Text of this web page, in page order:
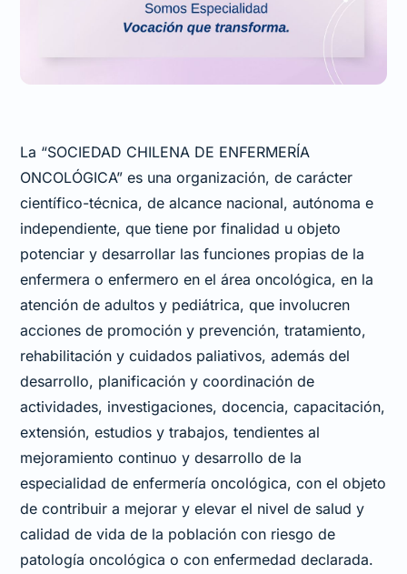
La “SOCIEDAD CHILENA DE ENFERMERÍA
ONCOLÓGICA” es una organización, de carácter
científico-técnica, de alcance nacional, autónoma e
independiente, que tiene por finalidad u objeto
potenciar y desarrollar las funciones propias de la
enfermera o enfermero en el área oncológica, en la
atención de adultos y pediátrica, que involucren
acciones de promoción y prevención, tratamiento,
rehabilitación y cuidados paliativos, además del
desarrollo, planificación y coordinación de
actividades, investigaciones, docencia, capacitación,
extensión, estudios y trabajos, tendientes al
mejoramiento continuo y desarrollo de la
especialidad de enfermería oncológica, con el objeto
de contribuir a mejorar y elevar el nivel de salud y
calidad de vida de la población con riesgo de
patología oncológica o con enfermedad declarada.